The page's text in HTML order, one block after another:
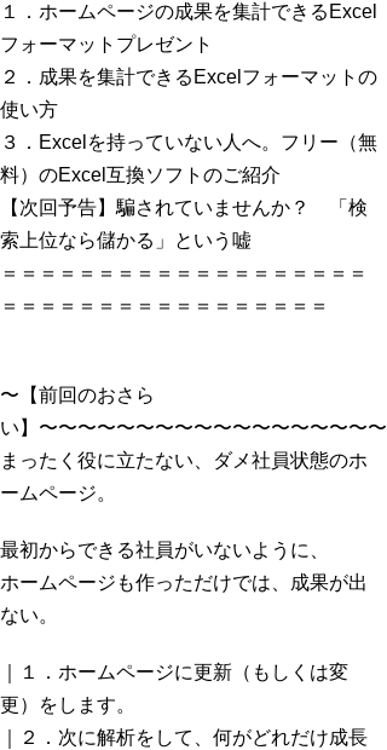
１．ホームページの成果を集計できるExcel
フォーマットプレゼント
２．成果を集計できるExcelフォーマットの
使い方
３．Excelを持っていない人へ。フリー（無
料）のExcel互換ソフトのご紹介
【次回予告】騙されていませんか？ 「検
索上位なら儲かる」という嘘
＝＝＝＝＝＝＝＝＝＝＝＝＝＝＝＝＝＝＝
＝＝＝＝＝＝＝＝＝＝＝＝＝＝＝＝＝
〜【前回のおさら
い】〜〜〜〜〜〜〜〜〜〜〜〜〜〜〜〜〜〜
まったく役に立たない、ダメ社員状態のホ
ームページ。
最初からできる社員がいないように、
ホームページも作っただけでは、成果が出
ない。
｜１．ホームページに更新（もしくは変
更）をします。
｜２．次に解析をして、何がどれだけ成長